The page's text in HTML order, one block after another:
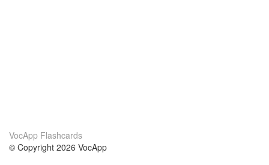
VocApp Flashcards
© Copyright 2026 VocApp